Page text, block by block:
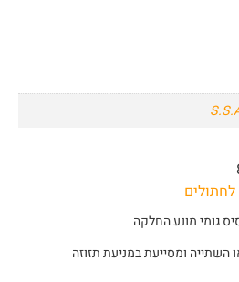
גומי מונע החלקה
השתייה ומסייעת במניעת תזוזה